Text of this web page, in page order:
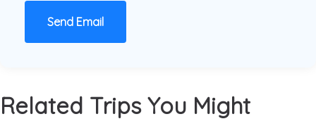
Send Email
Related Trips You Might